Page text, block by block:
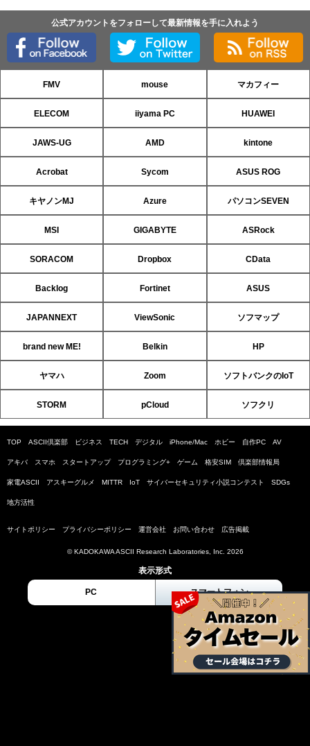
公式アカウントをフォローして最新情報を手に入れよう
FMV mouse マカフィー
ELECOM iiyama PC HUAWEI
JAWS-UG AMD kintone
Acrobat Sycom ASUS ROG
キヤノンMJ Azure パソコンSEVEN
MSI GIGABYTE ASRock
SORACOM Dropbox CData
Backlog Fortinet ASUS
JAPANNEXT ViewSonic ソフマップ
brand new ME! Belkin HP
ヤマハ Zoom ソフトバンクのIoT
STORM pCloud ソフクリ
TOP ASCII倶楽部 ビジネス TECH デジタル iPhone/Mac ホビー 自作PC AV
アキバ スマホ スタートアップ プログラミング+ ゲーム 格安SIM 倶楽部情報局
家電ASCII アスキーグルメ MITTR IoT サイバーセキュリティ小説コンテスト SDGs
地方活性
サイトポリシー プライバシーポリシー 運営会社 お問い合わせ 広告掲載
© KADOKAWA ASCII Research Laboratories, Inc. 2026
表示形式
PC スマートフォン